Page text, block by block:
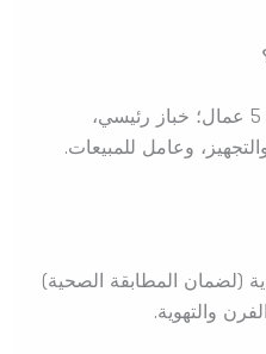
يحتاج المخبز الصغير إلى 3 إلى 5 عمال؛ خباز رئيسي،
وعامل للمبيعات.
(لضمان المطابقة الصحية)
والتهوية.